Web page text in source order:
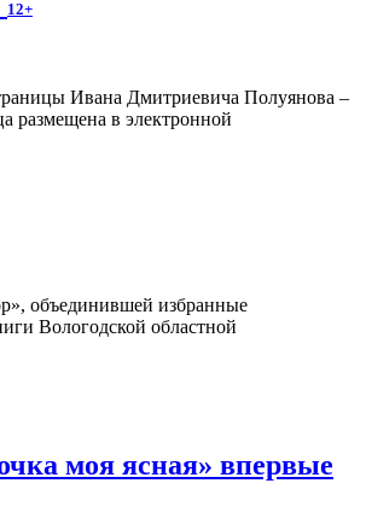
12+
Ивана Дмитриевича Полуянова –
размещена в электронной
объединившей избранные
Вологодской областной
моя ясная» впервые